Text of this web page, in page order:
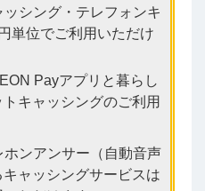
シング・テレフォンキ
単位でご利用いただけ
Payアプリと暮らし
キャッシングのご利用
ンアンサー（自動音声
ャッシングサービスは